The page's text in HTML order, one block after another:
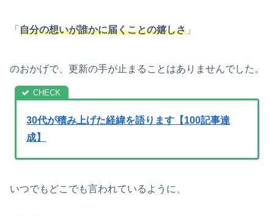
「 自分の想いが誰かに届くことの嬉しさ 」
のおかげで、更新の手が止まることはありませんでした。
30代が積み上げた経緯を語ります【100記事達
成】
いつでもどこでも言われているように、